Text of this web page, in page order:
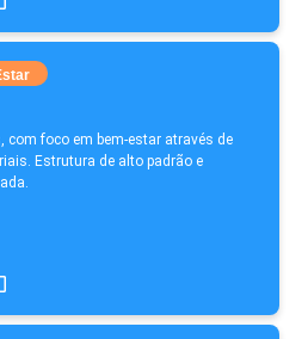
com foco em bem-estar através de
Estrutura de alto padrão e